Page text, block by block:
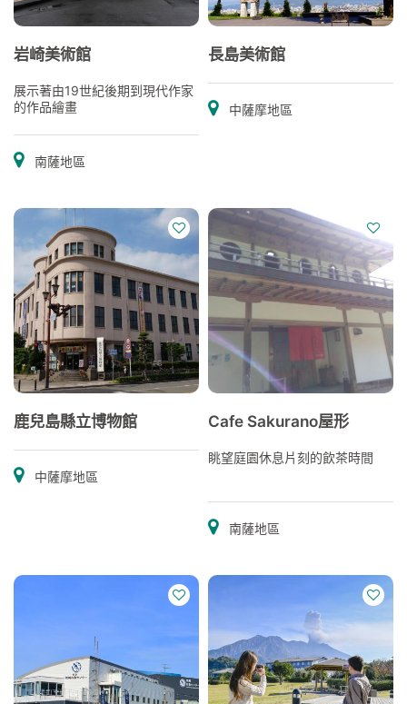
岩崎美術館
展示著由19世紀後期到現代作家
的作品繪畫
南薩地區
長島美術館
中薩摩地區
鹿兒島縣立博物館
中薩摩地區
Cafe Sakurano屋形
眺望庭園休息片刻的飲茶時間
南薩地區